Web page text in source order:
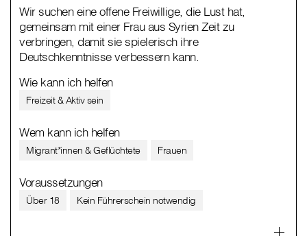
Wir suchen eine offene Freiwillige, die Lust hat,
gemeinsam mit einer Frau aus Syrien Zeit zu
verbringen, damit sie spielerisch ihre
Deutschkenntnisse verbessern kann.
Wie kann ich helfen
Freizeit & Aktiv sein
Wem kann ich helfen
Migrant*innen & Geflüchtete Frauen
Voraussetzungen
Über 18 Kein Führerschein notwendig